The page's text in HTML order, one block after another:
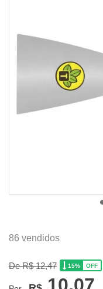
86 vendidos
De R$ 12,47 15% OFF